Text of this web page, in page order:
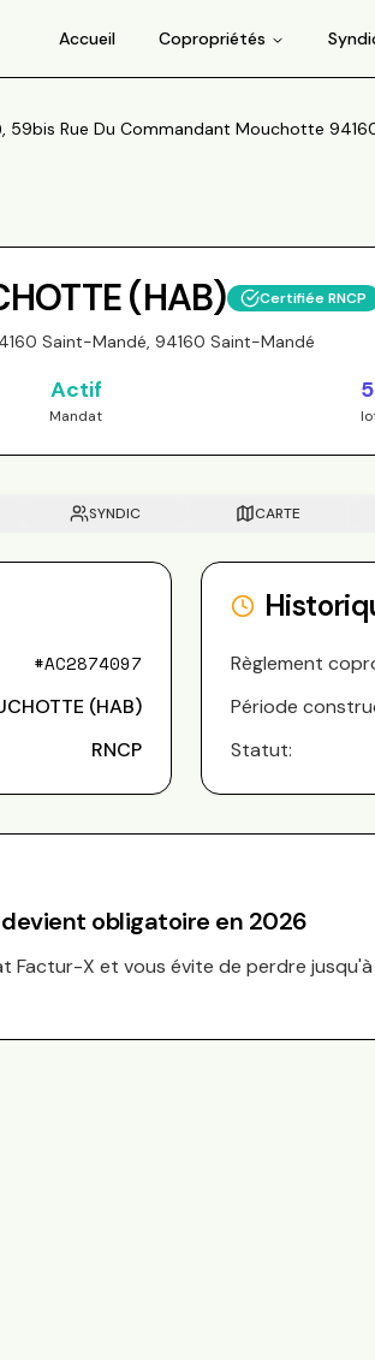
Accueil Copropriétés
59bis Rue Du Commandant Mouchotte
(HAB) Certifiée RNCP
Saint-Mandé, 94160 Saint-Mandé
Actif
Mandat
SYNDIC CARTE
#AC2874097
(HAB)
RNCP
Règlement
Période
Statut:
obligatoire en 2026
Factur-X et vous évite de perdre